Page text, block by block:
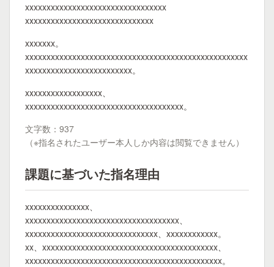
xxxxxxxxxxxxxxxxxxxxxxxxxxxxxxxxx
xxxxxxxxxxxxxxxxxxxxxxxxxxxxxx
xxxxxxx。
xxxxxxxxxxxxxxxxxxxxxxxxxxxxxxxxxxxxxxxxxxxxxxxxxxxx
xxxxxxxxxxxxxxxxxxxxxxxxx。
xxxxxxxxxxxxxxxxxx、
xxxxxxxxxxxxxxxxxxxxxxxxxxxxxxxxxxxxx。
文字数：937
（※指名されたユーザー本人しか内容は閲覧できません）
課題に基づいた指名理由
xxxxxxxxxxxxxxx、
xxxxxxxxxxxxxxxxxxxxxxxxxxxxxxxxxxxx、
xxxxxxxxxxxxxxxxxxxxxxxxxxxxxxx、xxxxxxxxxxxx。
xx、xxxxxxxxxxxxxxxxxxxxxxxxxxxxxxxxxxxxxxxxx、
xxxxxxxxxxxxxxxxxxxxxxxxxxxxxxxxxxxxxxxxxxxxxx。